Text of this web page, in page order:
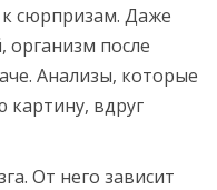
сюрпризам. Даже
организм после
Анализы, которые
картину, вдруг
От него зависит